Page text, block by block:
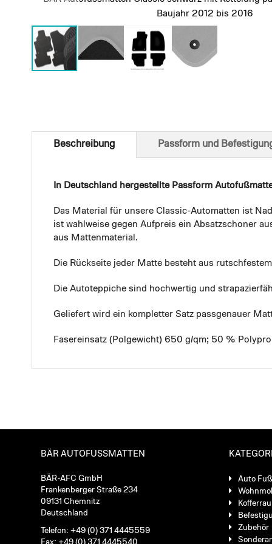
Baujahr 2012 bis 2016
of
Beschreibung
In Deutschland hergestellte Passform
Das Material für unsere Classic-Automatten ist
ist wahlweise gegen Aufpreis ein Absatzschoner
aus Mattenmaterial.
Die Rückseite jeder Matte besteht aus
Die Autoteppiche sind hochwertig und
Geliefert wird ein kompletter Satz passgenauer
Fasereinsatz (Polgewicht) 650 g/qm; 50 %
Passform und
BÄR AUTOFUSSMATTEN
BÄR-AFC GmbH
Frankenberger Straße 234
09131 Chemnitz
Deutschland
Telefon: +49 (0) 371 4445559
Fax: +49 (0) 371 4445540
Auto
Zubehör